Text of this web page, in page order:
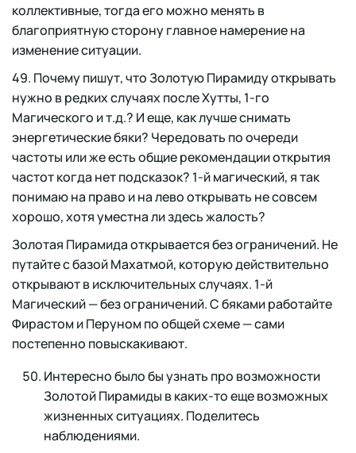
коллективные, тогда его можно менять в
благоприятную сторону главное намерение на
изменение ситуации.
49. Почему пишут, что Золотую Пирамиду открывать
нужно в редких случаях после Хутты, 1-го
Магического и т.д.? И еще, как лучше снимать
энергетические бяки? Чередовать по очереди
частоты или же есть общие рекомендации открытия
частот когда нет подсказок? 1-й магический, я так
понимаю на право и на лево открывать не совсем
хорошо, хотя уместна ли здесь жалость?
Золотая Пирамида открывается без ограничений. Не
путайте с базой Махатмой, которую действительно
открывают в исключительных случаях. 1-й
Магический — без ограничений. С бяками работайте
Фирастом и Перуном по общей схеме — сами
постепенно повыскакивают.
Интересно было бы узнать про возможности
Золотой Пирамиды в каких-то еще возможных
жизненных ситуациях. Поделитесь
наблюдениями.